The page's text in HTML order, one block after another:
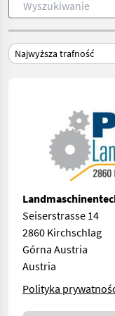
Seiserstrasse 14
2860 Kirchschlag
Górna Austria
Austria
Polityka